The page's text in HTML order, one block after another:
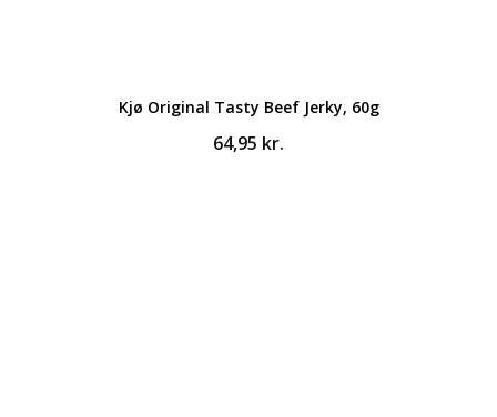
Kjø Original Tasty Beef Jerky, 60g
64,95 kr.